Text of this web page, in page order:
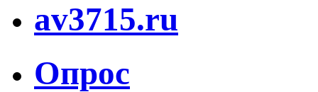
av3715.ru
Опрос